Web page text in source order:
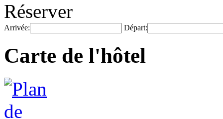
Réserver
Arrivée: Départ:
Carte de l'hôtel